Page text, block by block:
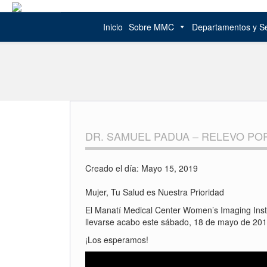
Inicio Sobre MMC Departamentos y
contentDR. SAMUEL PADUA – RELEVO
Creado el día: Mayo 15, 2019
Mujer, Tu Salud es Nuestra Prioridad
El Manatí Medical Center Women’s Imaging
llevarse acabo este sábado, 18 de mayo de
¡Los esperamos!